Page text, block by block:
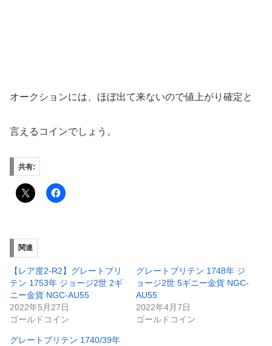
オークションには、ほぼ出て来ないので値上がり確定と
言えるコインでしょう。
共有:
関連
【レア度2-R2】グレートブリ
テン 1753年 ジョージ2世 2ギ
ニー金貨 NGC-AU55
2022年5月27日
ゴールドコイン
グレートブリテン 1748年 ジ
ョージ2世 5ギニー金貨 NGC-
AU55
2022年4月7日
ゴールドコイン
グレートブリテン 1740/39年